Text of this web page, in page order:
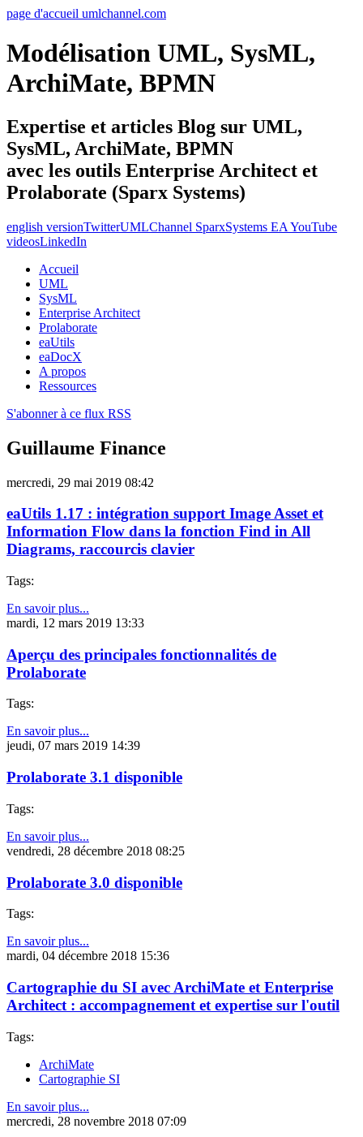
page d'accueil umlchannel.com
Modélisation UML, SysML,
ArchiMate, BPMN
Expertise et articles Blog sur UML,
SysML, ArchiMate, BPMN
avec les outils Enterprise Architect et
Prolaborate (Sparx Systems)
english versionTwitterUMLChannel SparxSystems EA YouTube
videosLinkedIn
Accueil
UML
SysML
Enterprise Architect
Prolaborate
eaUtils
eaDocX
A propos
Ressources
S'abonner à ce flux RSS
Guillaume Finance
mercredi, 29 mai 2019 08:42
eaUtils 1.17 : intégration support Image Asset et
Information Flow dans la fonction Find in All
Diagrams, raccourcis clavier
Tags:
En savoir plus...
mardi, 12 mars 2019 13:33
Aperçu des principales fonctionnalités de
Prolaborate
Tags:
En savoir plus...
jeudi, 07 mars 2019 14:39
Prolaborate 3.1 disponible
Tags:
En savoir plus...
vendredi, 28 décembre 2018 08:25
Prolaborate 3.0 disponible
Tags:
En savoir plus...
mardi, 04 décembre 2018 15:36
Cartographie du SI avec ArchiMate et Enterprise
Architect : accompagnement et expertise sur l'outil
Tags:
ArchiMate
Cartographie SI
En savoir plus...
mercredi, 28 novembre 2018 07:09